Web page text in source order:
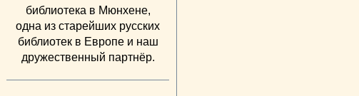
библиотека в Мюнхене,
одна из старейших русских
библиотек в Европе и наш
дружественный партнёр.